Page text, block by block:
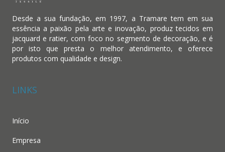
Desde a sua fundação, em 1997, a Tramare tem em sua
essência a paixão pela arte e inovação, produz tecidos em
jacquard e ratier, com foco no segmento de decoração, e é
por isto que presta o melhor atendimento, e oferece
produtos com qualidade e design.
LINKS
Início
Empresa